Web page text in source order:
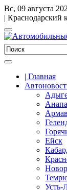
Вс, 09 августа
| Краснодарский
| Главная
Анапа
Ейск
Усть-